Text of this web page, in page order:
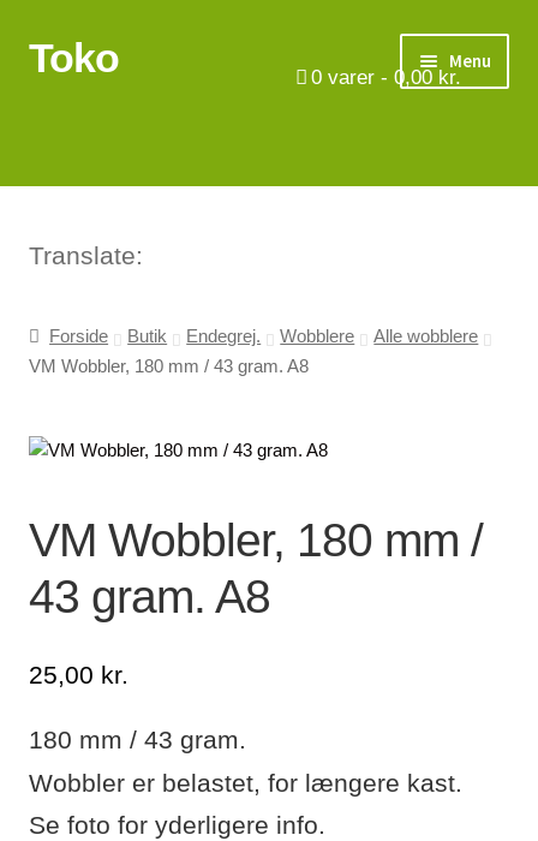
Spring
til
Spring
til
Toko Menu
Put & Take
Tips og triks.
Vilkår
Lagersalg
0varer - 0,00 kr.
Translate:
Forside Butik Endegrej. Wobblere
Alle wobblere
VM Wobbler, 180 mm / 43 gram. A8
VM Wobbler, 180 mm /
43 gram. A8
25,00 kr.
180 mm / 43 gram.
Wobbler er belastet, for længere kast.
Se foto for yderligere info.